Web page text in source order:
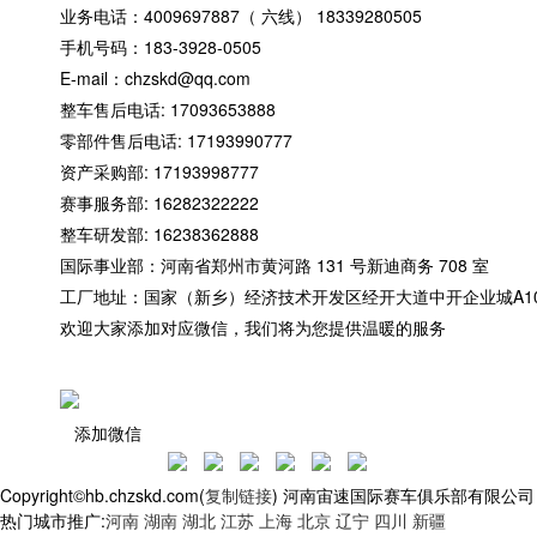
业务电话：4009697887（ 六线） 18339280505
手机号码：183-3928-0505
E-mail：chzskd@qq.com
整车售后电话: 17093653888
零部件售后电话: 17193990777
资产采购部: 17193998777
赛事服务部: 16282322222
整车研发部: 16238362888
国际事业部：河南省郑州市黄河路 131 号新迪商务 708 室
工厂地址：国家（新乡）经济技术开发区经开大道中开企业城
欢迎大家添加对应微信，我们将为您提供温暖的服务
添加微信
Copyright©hb.chzskd.com(复制链接) 河南宙速国际赛车俱乐部有限公司
热门城市推广:河南 湖南 湖北 江苏 上海 北京 辽宁 四川 新疆